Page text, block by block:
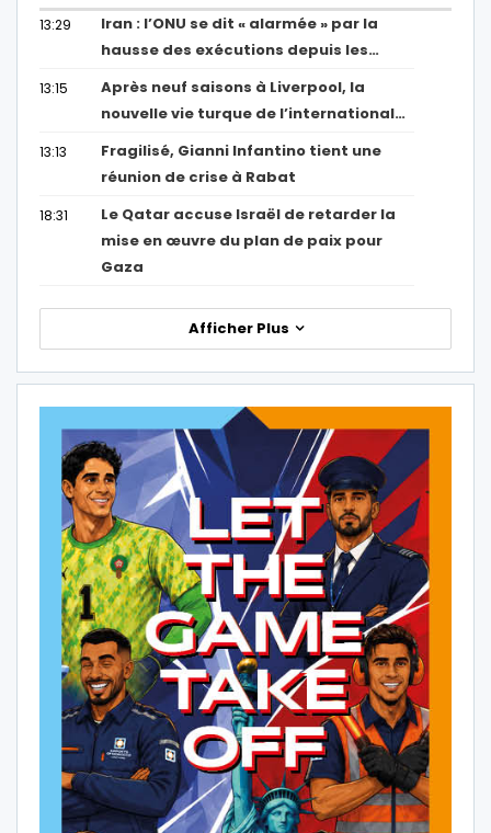
13:29
Iran : l’ONU se dit « alarmée » par la
hausse des exécutions depuis les…
13:15
Après neuf saisons à Liverpool, la
nouvelle vie turque de l’international…
13:13
Fragilisé, Gianni Infantino tient une
réunion de crise à Rabat
18:31
Le Qatar accuse Israël de retarder la
mise en œuvre du plan de paix pour
Gaza
Afficher Plus